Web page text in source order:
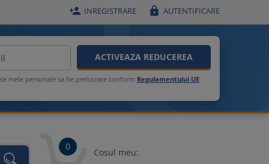
 INREGISTRARE  AUTENTIFICARE
ACTIVEAZA REDUCEREA
mele personale sa fie prelucrate conform Regulamentului UE
0
Cosul meu: